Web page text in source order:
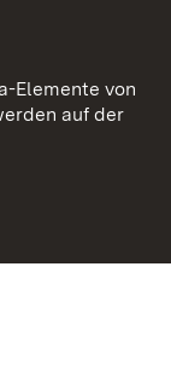
Elemente von
auf der